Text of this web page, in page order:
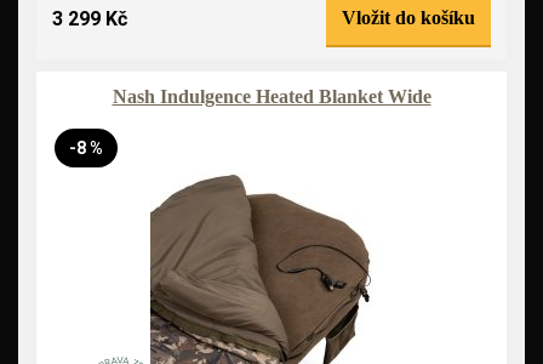
3 299 Kč Vložit do košíku
Nash Indulgence Heated Blanket Wide
-8 %